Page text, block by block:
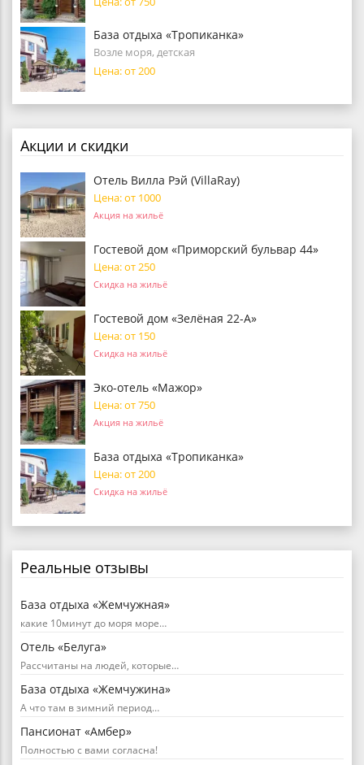
База отдыха «Тропиканка»
Возле моря, детская
Цена: от 200
Акции и скидки
Отель Вилла Рэй (VillaRay)
Цена: от 1000
Акция на жильё
Гостевой дом «Приморский бульвар 44»
Цена: от 250
Скидка на жильё
Гостевой дом «Зелёная 22-А»
Цена: от 150
Скидка на жильё
Эко-отель «Мажор»
Цена: от 750
Акция на жильё
База отдыха «Тропиканка»
Цена: от 200
Скидка на жильё
Реальные отзывы
База отдыха «Жемчужная»
какие 10минут до моря море…
Отель «Белуга»
Рассчитаны на людей, которые…
База отдыха «Жемчужина»
А что там в зимний период…
Пансионат «Амбер»
Полностью с вами согласна!